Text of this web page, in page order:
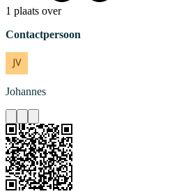
1 plaats over
Contactpersoon
Johannes